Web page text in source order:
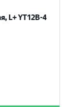
L+ YT12B-4